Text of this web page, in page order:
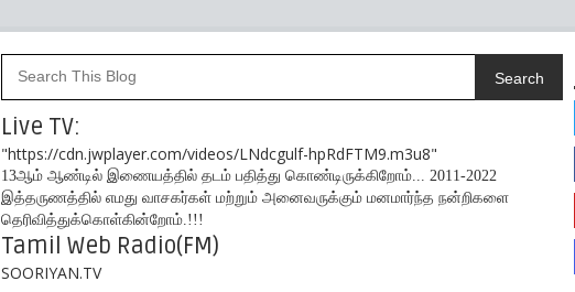
Search
Live TV:
"https://cdn.jwplayer.com/videos/LNdcgulf-hpRdFTM9.m3u8"
13ஆம் ஆண்டில் இணையத்தில் தடம் பதித்து கொண்டிருக்கிறோம்... 2011-2022
இத்தருணத்தில் எமது வாசகர்கள் மற்றும் அனைவருக்கும் மனமார்ந்த நன்றிகளை
தெரிவித்துக்கொள்கின்றோம்.!!!
Tamil Web Radio(FM)
SOORIYAN.TV